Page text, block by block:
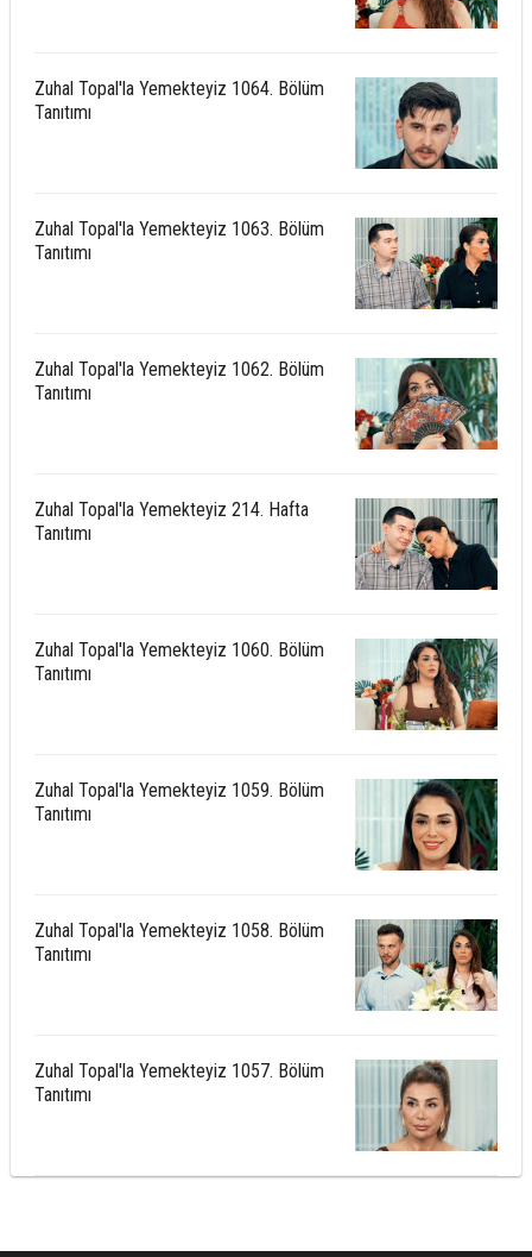
Zuhal Topal'la Yemekteyiz 1064. Bölüm
Tanıtımı
Zuhal Topal'la Yemekteyiz 1063. Bölüm
Tanıtımı
Zuhal Topal'la Yemekteyiz 1062. Bölüm
Tanıtımı
Zuhal Topal'la Yemekteyiz 214. Hafta
Tanıtımı
Zuhal Topal'la Yemekteyiz 1060. Bölüm
Tanıtımı
Zuhal Topal'la Yemekteyiz 1059. Bölüm
Tanıtımı
Zuhal Topal'la Yemekteyiz 1058. Bölüm
Tanıtımı
Zuhal Topal'la Yemekteyiz 1057. Bölüm
Tanıtımı